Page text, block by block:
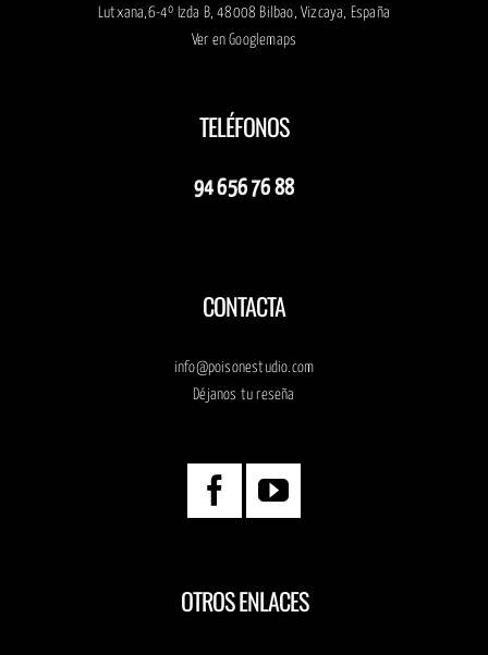
Lutxana,6-4º Izda B, 48008 Bilbao, Vizcaya, España
Ver enGooglemaps
TELÉFONOS
94 656 76 88
CONTACTA
info@poisonestudio.com
Déjanos tu reseña
OTROS ENLACES